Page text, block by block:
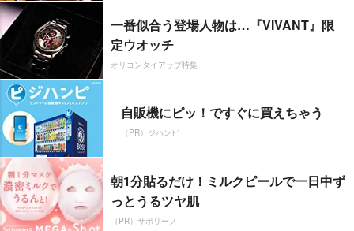
一番似合う登場人物は…『VIVANT』限
定ウオッチ
オリコンタイアップ特集
自販機にピッ！ですぐに買えちゃう
（PR）ジハンピ
朝1分貼るだけ！ミルクピールで一日中ず
っとうるツヤ肌
（PR）サボリーノ